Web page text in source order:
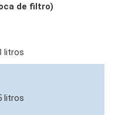
de filtro)
litros
litros